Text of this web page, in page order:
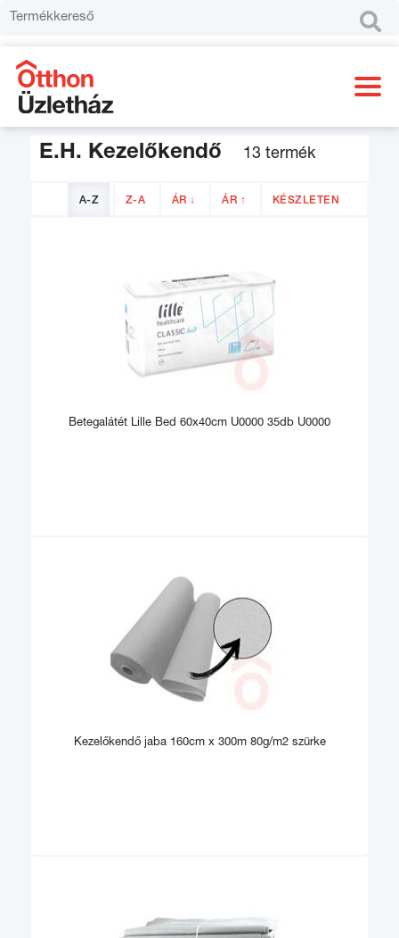

E.H. Kezelőkendő 13 termék
A-Z Z-A ÁR ↓ ÁR ↑ KÉSZLETEN
Betegalátét Lille Bed 60x40cm U0000 35db U0000
Kezelőkendő jaba 160cm x 300m 80g/m2 szürke